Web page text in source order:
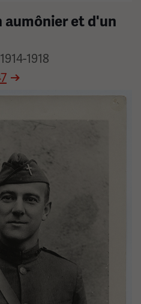
aumônier et d'un
1918